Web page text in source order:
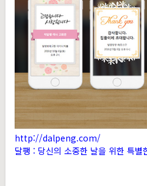
http://dalpeng.com/
달팽 : 당신의 소중한 날을 위한 특별